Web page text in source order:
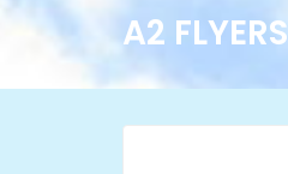
A2 FLYERS